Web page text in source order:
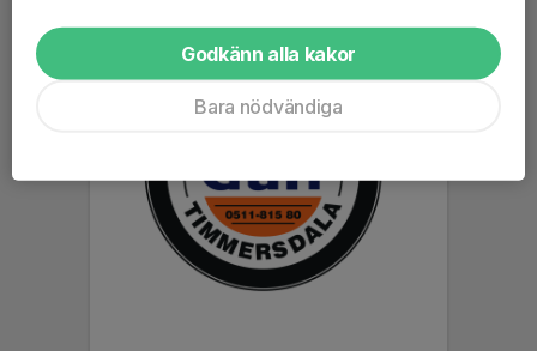
Godkänn alla kakor
Bara nödvändiga